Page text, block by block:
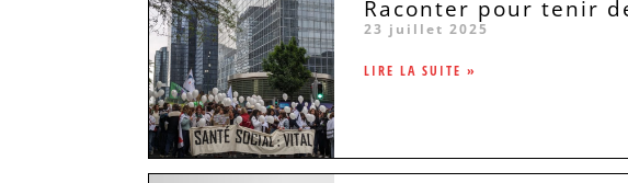
Raconter pour tenir
23 juillet 2025
LIRE LA SUITE »